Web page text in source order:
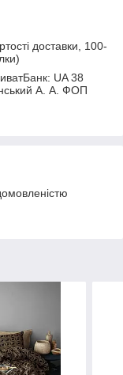
доставки, 100-
UA 38
А. А. ФОП